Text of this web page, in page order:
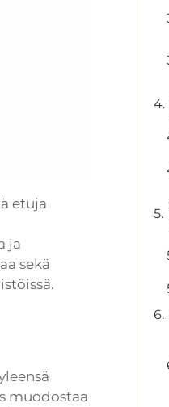
etuja
ja
sekä
muodostaa